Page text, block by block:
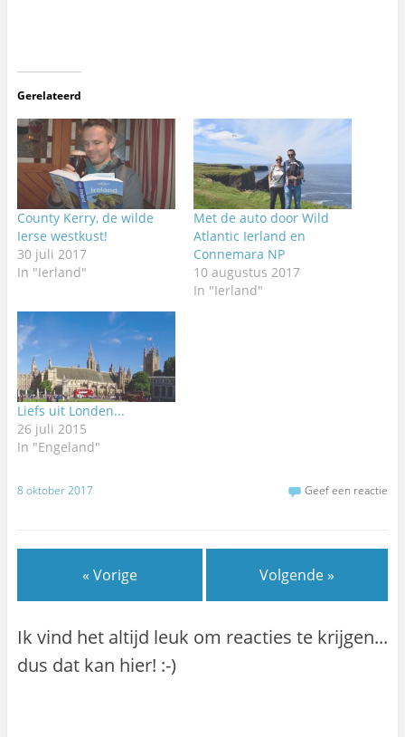
Gerelateerd
County Kerry, de wilde
Ierse westkust!
30 juli 2017
In "Ierland"
Met de auto door Wild
Atlantic Ierland en
Connemara NP
10 augustus 2017
In "Ierland"
Liefs uit Londen...
26 juli 2015
In "Engeland"
8 oktober 2017 Geef een reactie
« Vorige Volgende »
Ik vind het altijd leuk om reacties te krijgen...
dus dat kan hier! :-)